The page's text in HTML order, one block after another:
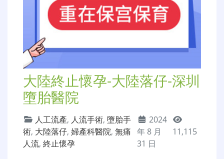
Read More